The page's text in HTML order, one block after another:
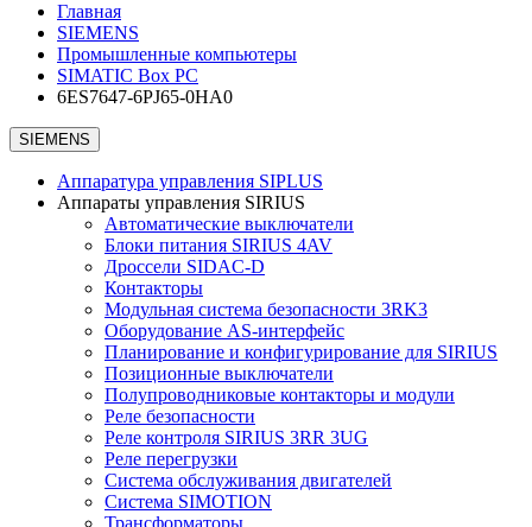
Главная
SIEMENS
Промышленные компьютеры
SIMATIC Box PC
6ES7647-6PJ65-0HA0
SIEMENS
Аппаратура управления SIPLUS
Аппараты управления SIRIUS
Автоматические выключатели
Блоки питания SIRIUS 4AV
Дроссели SIDAC-D
Контакторы
Модульная система безопасности 3RK3
Оборудование AS-интерфейс
Планирование и конфигурирование для SIRIUS
Позиционные выключатели
Полупроводниковые контакторы и модули
Реле безопасности
Реле контроля SIRIUS 3RR 3UG
Реле перегрузки
Сиcтема обслуживания двигателей
Система SIMOTION
Трансформаторы